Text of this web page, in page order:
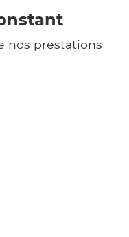
nos prestations